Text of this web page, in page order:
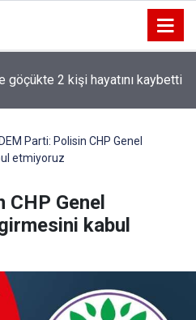
ihalesine tepki
DEM Parti: Polisin CHP Genel
etmiyoruz
Genel
kabul